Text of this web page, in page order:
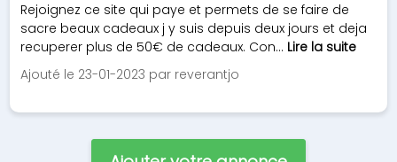
Rejoignez ce site qui paye et permets de se faire de
sacre beaux cadeaux j y suis depuis deux jours et deja
recuperer plus de 50€ de cadeaux. Con... Lire la suite
Ajouté le 23-01-2023 par reverantjo